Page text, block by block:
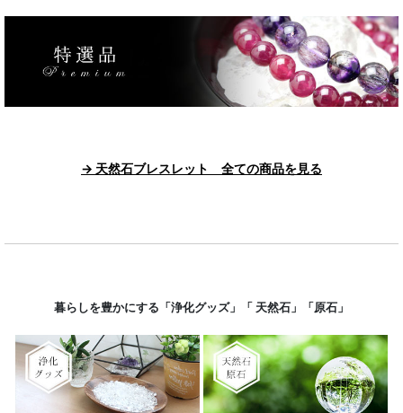
→ 天然石ブレスレット 全ての商品を見る
暮らしを豊かにする「浄化グッズ」「 天然石」「原石」